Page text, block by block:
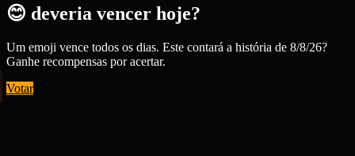
😊 deveria vencer hoje?
Um emoji vence todos os dias. Este contará a história de 8/8/26?
Ganhe recompensas por acertar.
Votar